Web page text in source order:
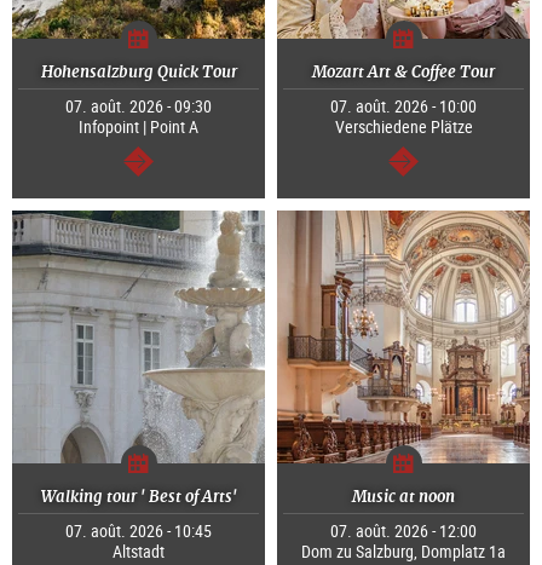
Hohensalzburg Quick Tour
07. août. 2026 - 09:30
Infopoint | Point A
Continuer
Mozart Art & Coffee Tour
07. août. 2026 - 10:00
Verschiedene Plätze
Continuer
Walking tour ' Best of Arts'
07. août. 2026 - 10:45
Altstadt
Music at noon
07. août. 2026 - 12:00
Dom zu Salzburg, Domplatz 1a